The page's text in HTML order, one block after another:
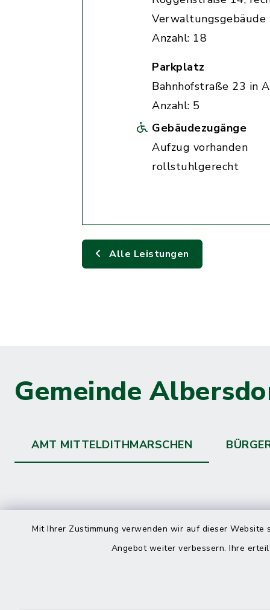
Mit Ihrer Zustimmung verwenden wir auf dieser
Angebot weiter verbessern. Ihre
Verwaltungsgebäude
Anzahl: 18
Parkplatz
Bahnhofstraße 23 in
Anzahl: 5
Gebäudezugänge
Aufzug vorhanden
rollstuhlgerecht
Alle Leistungen
Gemeinde
AMT MITTELDITHMARSCHEN
Kontakt
Montag -